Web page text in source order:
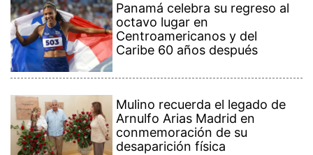
Panamá celebra su regreso al
octavo lugar en
Centroamericanos y del
Caribe 60 años después
Mulino recuerda el legado de
Arnulfo Arias Madrid en
conmemoración de su
desaparición física